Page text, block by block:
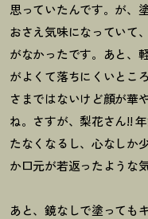
思っていたんです。が、
おさえ気味になっていて
がなかったです。あと、
がよくて落ちにくいとこ
さまではないけど顔が華
ね。さすが、梨花さん!!
たなくなるし、心なしか
か口元が若返ったような
あと、鏡なしで塗っても